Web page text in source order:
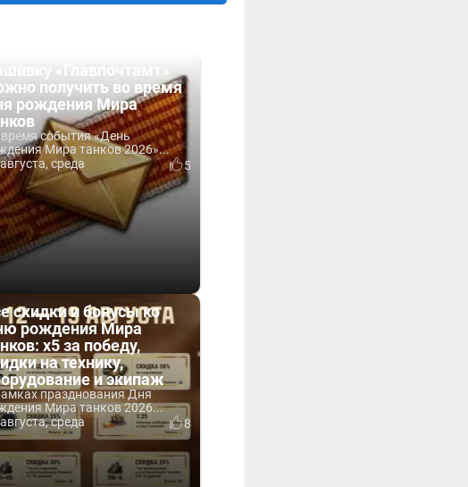
«Главпочтамт»
получить во время
рождения Мира
события «День
Мира танков 2026»...
среда
5
скидки и бонусы ко
рождения Мира
x5 за победу,
на технику,
и экипаж
празднования Дня
Мира танков 2026...
среда
8